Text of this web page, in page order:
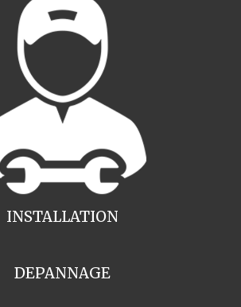
INSTALLATION
DEPANNAGE